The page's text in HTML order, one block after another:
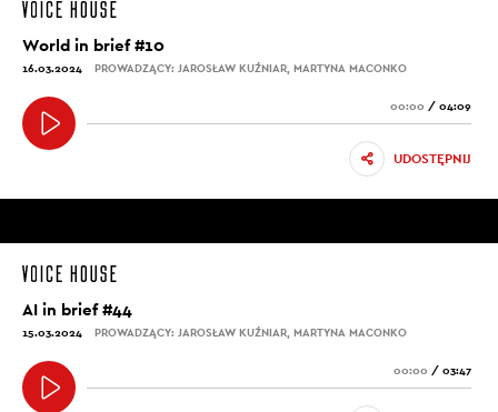
World in brief #10
16.03.2024 PROWADZĄCY: JAROSŁAW KUŹNIAR, MARTYNA MACONKO
00:00 / 04:09
UDOSTĘPNIJ
AI in brief #44
15.03.2024 PROWADZĄCY: JAROSŁAW KUŹNIAR, MARTYNA MACONKO
00:00 / 03:47